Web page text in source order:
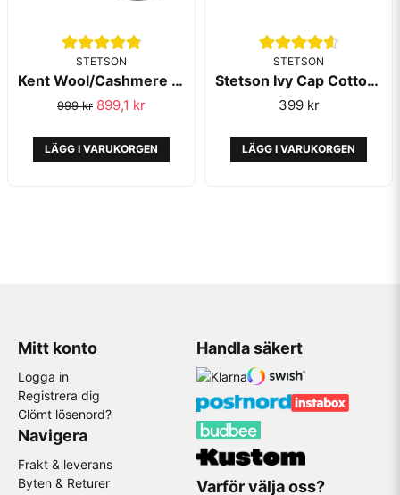
STETSON
Kent Wool/Cashmere EF Anthra Melange - Stetson
999 kr 899,1 kr
LÄGG I VARUKORGEN
STETSON
Stetson Ivy Cap Cotton Olive
399 kr
LÄGG I VARUKORGEN
Mitt konto
Logga in
Registrera dig
Glömt lösenord?
Navigera
Frakt & leverans
Byten & Returer
Handla säkert
Varför välja oss?